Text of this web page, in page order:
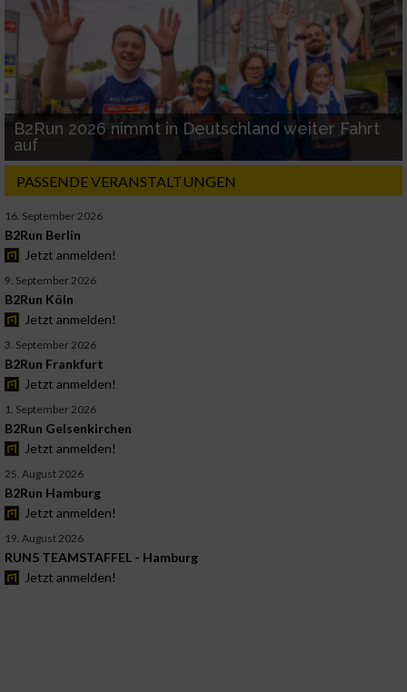
B2Run 2026 nimmt in Deutschland weiter Fahrt
auf
PASSENDE VERANSTALTUNGEN
16. September 2026
B2Run Berlin
Jetzt anmelden!
9. September 2026
B2Run Köln
Jetzt anmelden!
3. September 2026
B2Run Frankfurt
Jetzt anmelden!
1. September 2026
B2Run Gelsenkirchen
Jetzt anmelden!
25. August 2026
B2Run Hamburg
Jetzt anmelden!
19. August 2026
RUN5 TEAMSTAFFEL - Hamburg
Jetzt anmelden!